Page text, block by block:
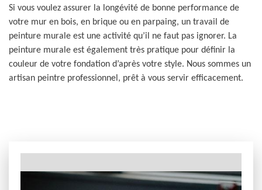
Si vous voulez assurer la longévité de bonne performance de
votre mur en bois, en brique ou en parpaing, un travail de
peinture murale est une activité qu’il ne faut pas ignorer. La
peinture murale est également très pratique pour définir la
couleur de votre fondation d’après votre style. Nous sommes un
artisan peintre professionnel, prêt à vous servir efficacement.